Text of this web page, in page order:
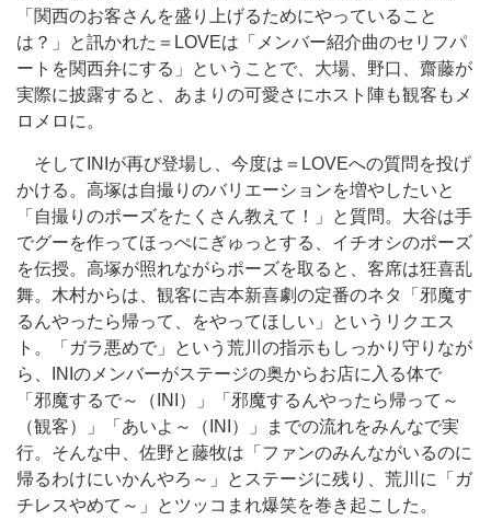
「関西のお客さんを盛り上げるためにやっていること
は？」と訊かれた＝LOVEは「メンバー紹介曲のセリフパ
ートを関西弁にする」ということで、大場、野口、齋藤が
実際に披露すると、あまりの可愛さにホスト陣も観客もメ
ロメロに。
そしてINIが再び登場し、今度は＝LOVEへの質問を投げ
かける。高塚は自撮りのバリエーションを増やしたいと
「自撮りのポーズをたくさん教えて！」と質問。大谷は手
でグーを作ってほっぺにぎゅっとする、イチオシのポーズ
を伝授。高塚が照れながらポーズを取ると、客席は狂喜乱
舞。木村からは、観客に吉本新喜劇の定番のネタ「邪魔す
るんやったら帰って、をやってほしい」というリクエス
ト。「ガラ悪めで」という荒川の指示もしっかり守りなが
ら、INIのメンバーがステージの奥からお店に入る体で
「邪魔するで～（INI）」「邪魔するんやったら帰って～
（観客）」「あいよ～（INI）」までの流れをみんなで実
行。そんな中、佐野と藤牧は「ファンのみんながいるのに
帰るわけにいかんやろ～」とステージに残り、荒川に「ガ
チレスやめて～」とツッコまれ爆笑を巻き起こした。